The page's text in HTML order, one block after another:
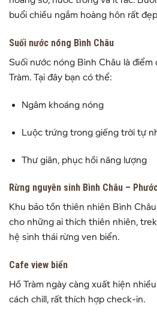
buổi chiều ngắm hoàng hôn rất
Suối nước nóng Bình Châu
Suối nước nóng Bình Châu là điểm
Tràm. Tại đây bạn có thể:
Ngâm khoáng nóng
Luộc trứng trong giếng trời tự
Thư giãn, phục hồi năng lượng
Rừng nguyên sinh Bình Châu –
Khu bảo tồn thiên nhiên Bình
cho những ai thích thiên nhiên,
hệ sinh thái rừng ven biển.
Cafe view biển
Hồ Tràm ngày càng xuất hiện
cách chill, rất thích hợp check-in.